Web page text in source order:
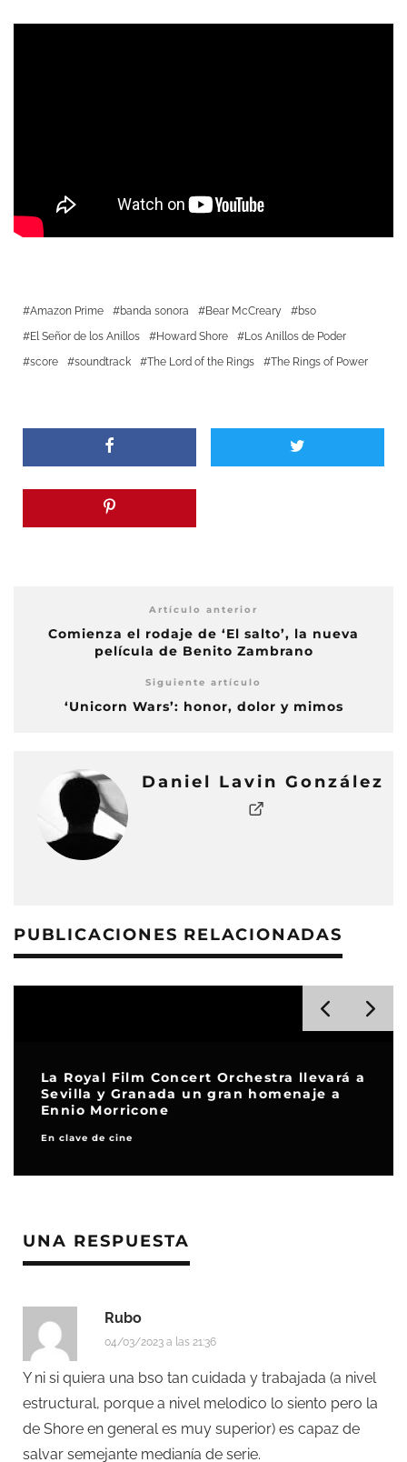
Amazon Prime banda sonora Bear McCreary
bso
El Señor de los Anillos
Howard Shore
Los Anillos de Poder
score
soundtrack The Lord of the Rings The Rings of Power
Artículo anterior
Comienza el rodaje de ‘El salto’, la nueva
película de Benito Zambrano
Siguiente artículo
‘Unicorn Wars’: honor, dolor y mimos
Daniel Lavin González
PUBLICACIONES RELACIONADAS
La Royal Film Concert Orchestra llevará a
Sevilla y Granada un gran homenaje a
Ennio Morricone
En clave de cine
UNA RESPUESTA
Rubo
04/03/2023 a las 21:36
Y ni si quiera una bso tan cuidada y trabajada (a nivel
estructural, porque a nivel melodico lo siento pero la
de Shore en general es muy superior) es capaz de
salvar semejante medianía de serie.